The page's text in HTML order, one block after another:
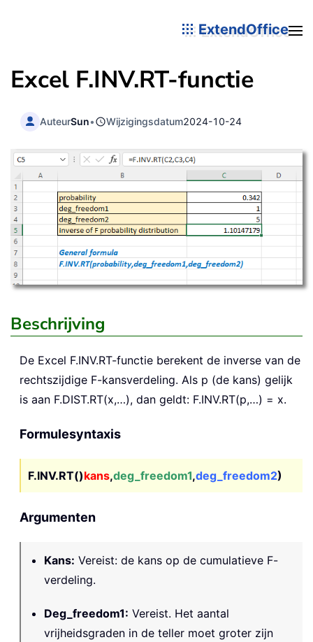
ExtendOffice
Excel F.INV.RT-functie
AuteurSun• Wijzigingsdatum2024-10-24
Beschrijving
De Excel F.INV.RT-functie berekent de inverse van de
rechtszijdige F-kansverdeling. Als p (de kans) gelijk
is aan F.DIST.RT(x,…), dan geldt: F.INV.RT(p,…) = x.
Formulesyntaxis
F.INV.RT()kans,deg_freedom1,deg_freedom2)
Argumenten
Kans: Vereist: de kans op de cumulatieve F-
verdeling.
Deg_freedom1: Vereist. Het aantal
vrijheidsgraden in de teller moet groter zijn